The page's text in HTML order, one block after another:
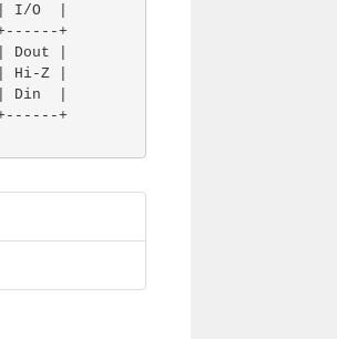
I/O  |
+
Dout |
Hi-Z |
Din  |